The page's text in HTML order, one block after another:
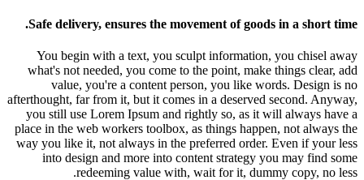
Safe delivery, ensures the movement of goods in a short time.
You begin with a text, you sculpt information, you chisel away
what's not needed, you come to the point, make things clear, add
value, you're a content person, you like words. Design is no
afterthought, far from it, but it comes in a deserved second. Anyway,
you still use Lorem Ipsum and rightly so, as it will always have a
place in the web workers toolbox, as things happen, not always the
way you like it, not always in the preferred order. Even if your less
into design and more into content strategy you may find some
redeeming value with, wait for it, dummy copy, no less.